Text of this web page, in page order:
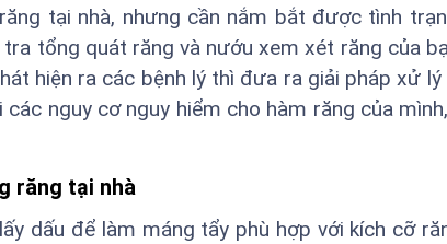
tại nhà, nhưng cần nắm bắt được tình
tổng quát răng và nướu xem xét răng của
hiện ra các bệnh lý thì đưa ra giải pháp xử
nguy cơ nguy hiểm cho hàm răng của
răng tại nhà
dấu để làm máng tẩy phù hợp với kích cỡ